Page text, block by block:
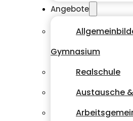
Angebote
Gymnasium
Realschule
Austausche